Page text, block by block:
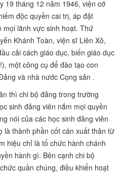
19 tháng 12 năm 1946, viện cớ
độc quyền cai trị, áp đặt
lãnh vực sinh hoạt. Thứ
Khánh Toàn, viện sĩ Liên Xô,
cải cách giáo dục, biến giáo dục
một công cụ để đào tạo con
và nhà nước Cọng sản .
thì chi bộ đảng trong trường
sinh đảng viên nắm mọi quyền
nói của các học sinh đảng viên
thành phần cốt cán xuất thân từ
hiệu chỉ là tổ chức hành chánh
hành gì. Bên cạnh chi bộ
quần chúng, điều khiển hoạt